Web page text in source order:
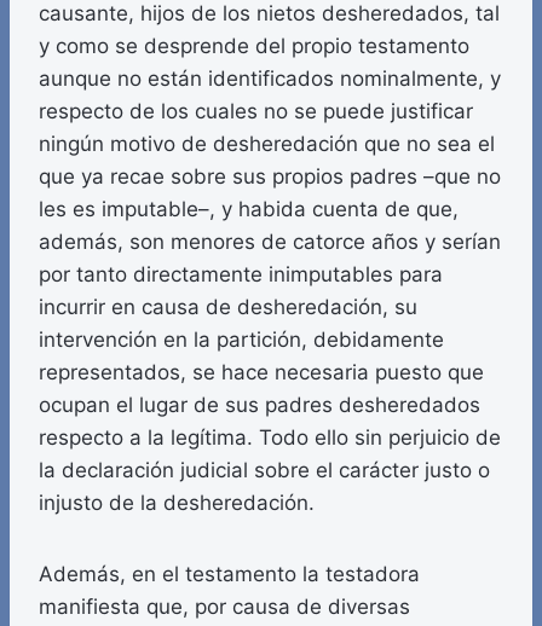
causante, hijos de los nietos desheredados, tal
y como se desprende del propio testamento
aunque no están identificados nominalmente, y
respecto de los cuales no se puede justificar
ningún motivo de desheredación que no sea el
que ya recae sobre sus propios padres –que no
les es imputable–, y habida cuenta de que,
además, son menores de catorce años y serían
por tanto directamente inimputables para
incurrir en causa de desheredación, su
intervención en la partición, debidamente
representados, se hace necesaria puesto que
ocupan el lugar de sus padres desheredados
respecto a la legítima. Todo ello sin perjuicio de
la declaración judicial sobre el carácter justo o
injusto de la desheredación.
Además, en el testamento la testadora
manifiesta que, por causa de diversas